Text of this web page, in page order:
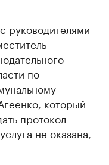
руководителями
по
который
протокол
не оказана,